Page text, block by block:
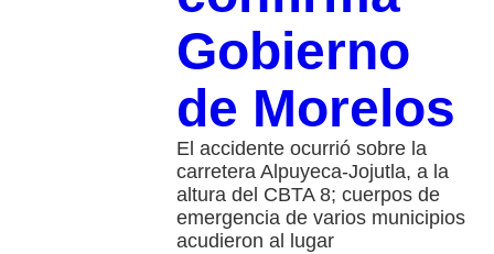
Gobierno
de Morelos
El accidente ocurrió sobre la
carretera Alpuyeca-Jojutla, a la
altura del CBTA 8; cuerpos de
emergencia de varios municipios
acudieron al lugar